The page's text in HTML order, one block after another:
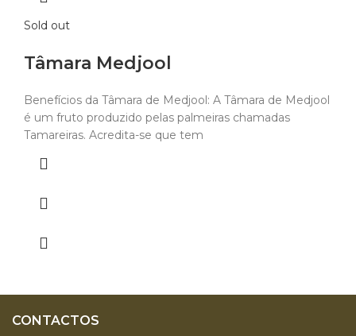
Sold out
Tâmara Medjool
Benefícios da Tâmara de Medjool: A Tâmara de Medjool
é um fruto produzido pelas palmeiras chamadas
Tamareiras. Acredita-se que tem
CONTACTOS